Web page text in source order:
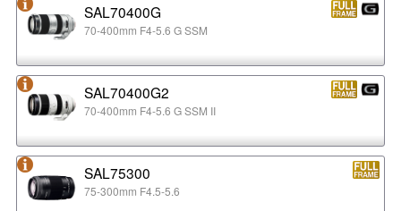
SAL70400G
70-400mm F4-5.6 G SSM
SAL70400G2
70-400mm F4-5.6 G SSM II
SAL75300
75-300mm F4.5-5.6